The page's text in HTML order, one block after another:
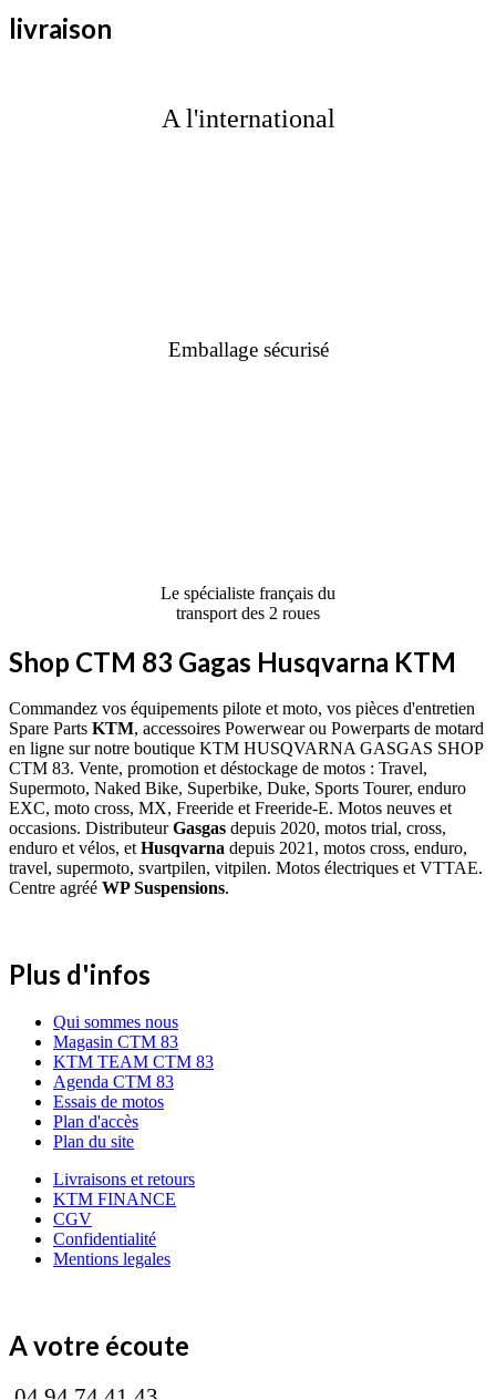
livraison
A l'international
Emballage sécurisé
Le spécialiste français du
transport des 2 roues
Shop CTM 83 Gagas Husqvarna KTM
Commandez vos équipements pilote et moto, vos pièces d'entretien
Spare Parts KTM, accessoires Powerwear ou Powerparts de motard
en ligne sur notre boutique KTM HUSQVARNA GASGAS SHOP
CTM 83. Vente, promotion et déstockage de motos : Travel,
Supermoto, Naked Bike, Superbike, Duke, Sports Tourer, enduro
EXC, moto cross, MX, Freeride et Freeride-E. Motos neuves et
occasions. DistributeurGasgas depuis 2020, motos trial, cross,
enduro et vélos, etHusqvarna depuis 2021, motos cross, enduro,
travel, supermoto, svartpilen, vitpilen. Motos électriques et VTTAE.
Centre agréé WP Suspensions.
Plus d'infos
Qui sommes nous
Magasin CTM 83
KTM TEAM CTM 83
Agenda CTM 83
Essais de motos
Plan d'accès
Plan du site
Livraisons et retours
KTM FINANCE
CGV
Confidentialité
Mentions legales
A votre écoute